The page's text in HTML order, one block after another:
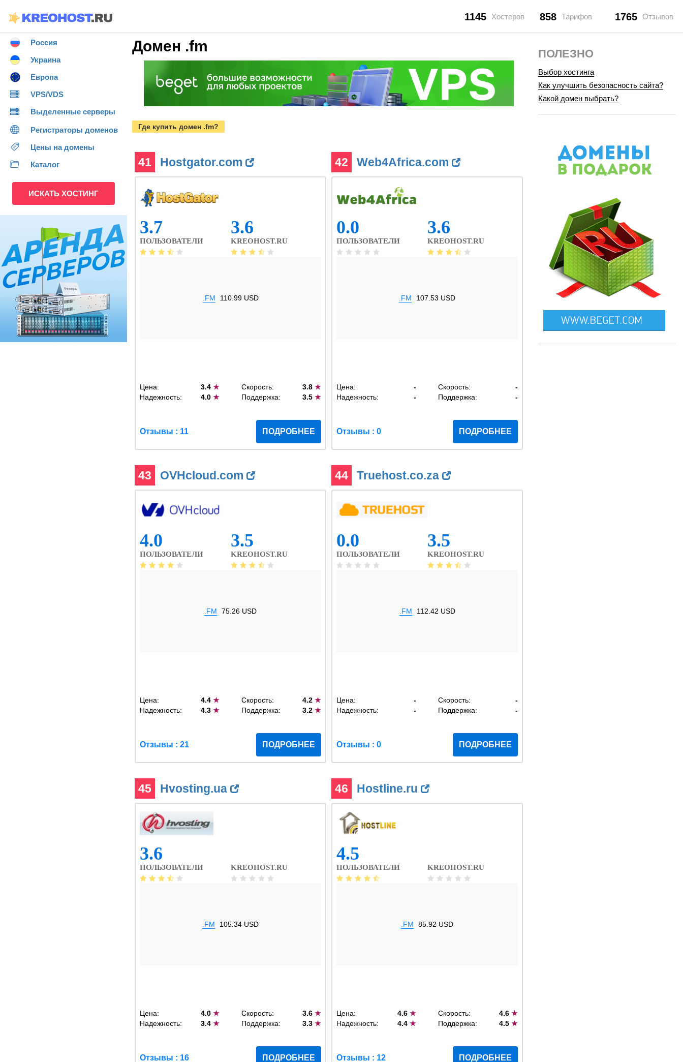
Россия
Украина
Европа
VPS/VDS
Выделенные серверы
Регистраторы доменов
Цены на домены
Каталог
ИСКАТЬ ХОСТИНГ
1145 Хостеров 858 Тарифов 1765 Отзывов
Домен .fm
Где купить домен .fm?
41 Hostgator.com
3.7
ПОЛЬЗОВАТЕЛИ
3.6
KREOHOST.RU
.FM 110.99 USD
Цена: 3.4★ Скорость: 3.8 ★
Надежность:
4.0★ Поддержка: 3.5 ★
Отзывы : 11 ПОДРОБНЕЕ
42 Web4Africa.com
0.0
ПОЛЬЗОВАТЕЛИ
3.6
KREOHOST.RU
.FM 107.53 USD
Цена: - Скорость:
-
Надежность:
- Поддержка: -
Отзывы : 0 ПОДРОБНЕЕ
43 OVHcloud.com
4.0
ПОЛЬЗОВАТЕЛИ
3.5
KREOHOST.RU
.FM 75.26 USD
Цена: 4.4★ Скорость: 4.2 ★
Надежность:
4.3★ Поддержка: 3.2 ★
Отзывы : 21 ПОДРОБНЕЕ
44 Truehost.co.za
0.0
ПОЛЬЗОВАТЕЛИ
3.5
KREOHOST.RU
.FM 112.42 USD
Цена: - Скорость:
-
Надежность:
- Поддержка: -
Отзывы : 0 ПОДРОБНЕЕ
45 Hvosting.ua
3.6
ПОЛЬЗОВАТЕЛИ KREOHOST.RU
.FM 105.34 USD
Цена: 4.0★ Скорость: 3.6 ★
Надежность:
3.4★ Поддержка: 3.3 ★
Отзывы : 16 ПОДРОБНЕЕ
46 Hostline.ru
4.5
ПОЛЬЗОВАТЕЛИ KREOHOST.RU
.FM 85.92 USD
Цена: 4.6★ Скорость: 4.6 ★
Надежность:
4.4★ Поддержка: 4.5 ★
Отзывы : 12 ПОДРОБНЕЕ
ПОЛЕЗНО
Выбор хостинга
Как улучшить безопасность сайта?
Какой домен выбрать?